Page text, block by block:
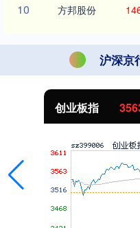
10 方邦股份
沪深京
创业板指